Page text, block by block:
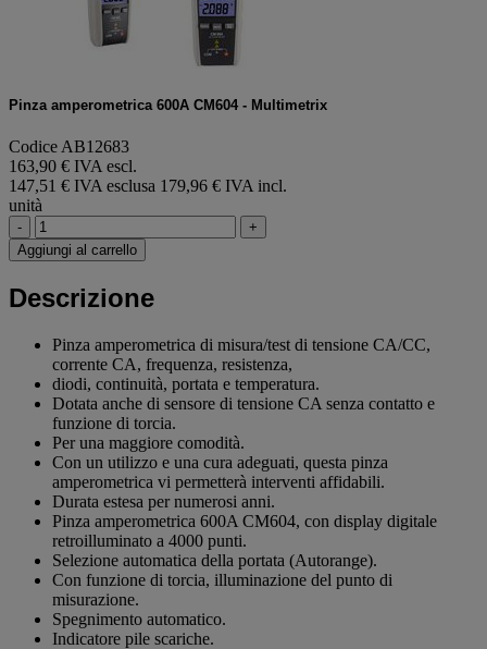
Pinza amperometrica 600A CM604 - Multimetrix
Codice AB12683
163,90 € IVA escl.
147,51 € IVA esclusa 179,96 € IVA incl.
unità
-
+
Aggiungi al carrello
Descrizione
Pinza amperometrica di misura/test di tensione CA/CC,
corrente CA, frequenza, resistenza,
diodi, continuità, portata e temperatura.
Dotata anche di sensore di tensione CA senza contatto e
funzione di torcia.
Per una maggiore comodità.
Con un utilizzo e una cura adeguati, questa pinza
amperometrica vi permetterà interventi affidabili.
Durata estesa per numerosi anni.
Pinza amperometrica 600A CM604, con display digitale
retroilluminato a 4000 punti.
Selezione automatica della portata (Autorange).
Con funzione di torcia, illuminazione del punto di
misurazione.
Spegnimento automatico.
Indicatore pile scariche.